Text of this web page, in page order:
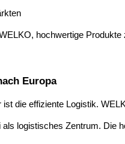
hochwertige
Europa
die effiziente Logistik.
logistisches Zentrum. Die